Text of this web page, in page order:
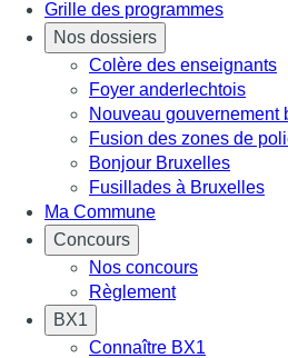
Grille des programmes
Nos dossiers
Colère des enseignants
Foyer anderlechtois
Nouveau gouvernement
Fusion des zones de
Bonjour Bruxelles
Fusillades à Bruxelles
Ma Commune
Concours
Nos concours
Règlement
BX1
Connaître BX1